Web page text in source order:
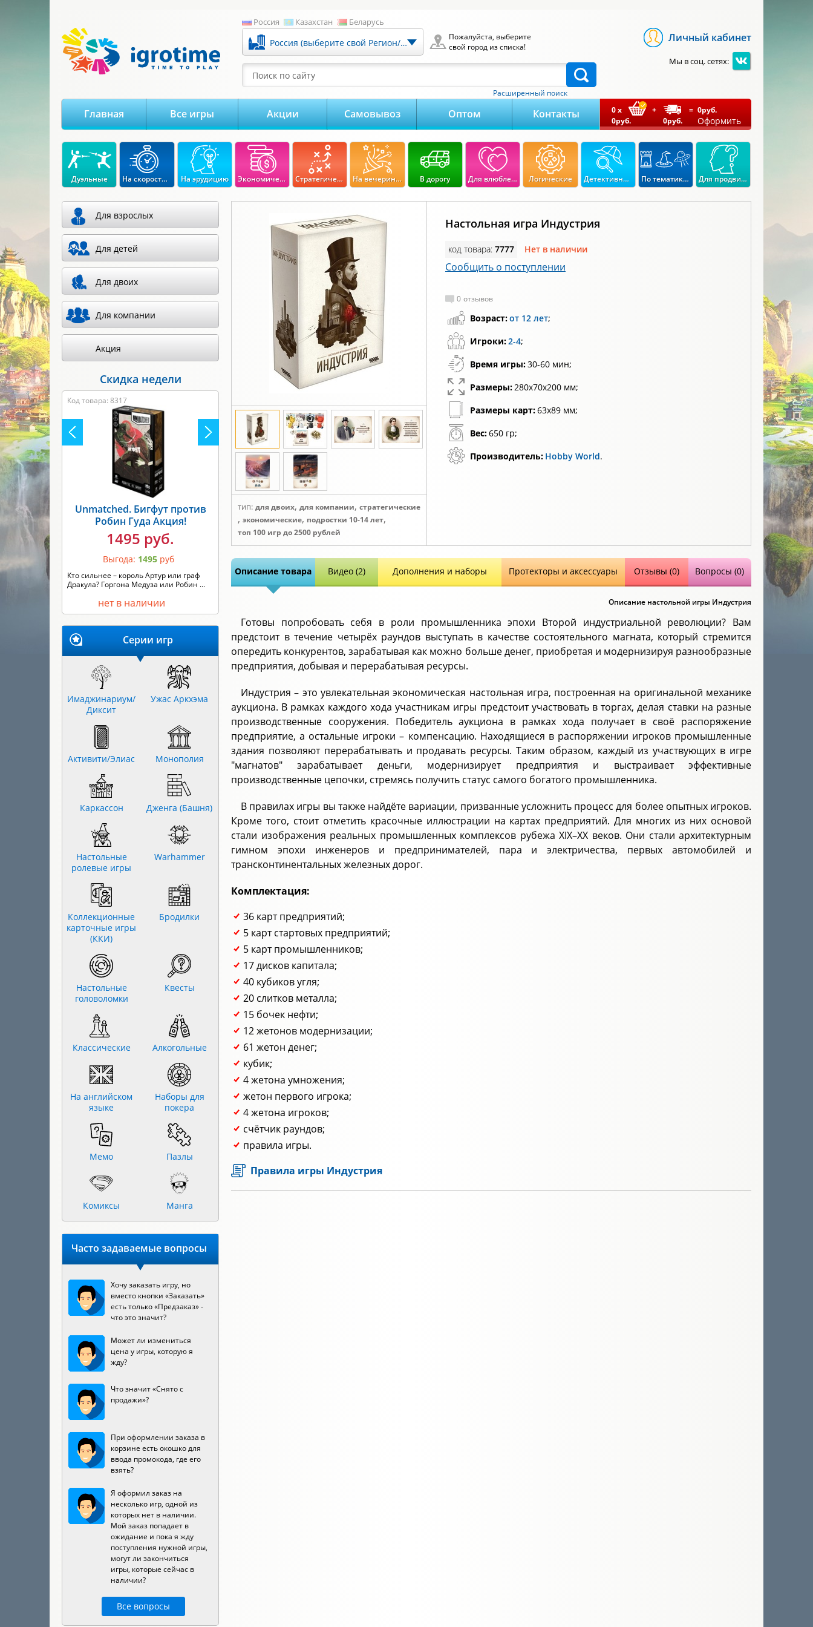
Россия Казахстан Беларусь
Россия (выберите свой Регион/Город)
Пожалуйста, выберите
свой город из списка!
Поиск по сайту
Расширенный поиск
Личный кабинет
Мы в соц. сетях:
Главная Все игры Акции Самовывоз Оптом Контакты 0x
0руб.
+
0руб.
= 0руб.
Оформить
Дуэльные На скорость реакции На эрудицию Экономические Стратегические На вечеринку В дорогу Для влюбленных Логические Детективные По тематикам Для продвинутых
тип: для двоих, для компании, стратегические
, экономические, подростки 10-14 лет,
топ 100 игр до 2500 рублей
Настольная игра Индустрия
код товара: 7777 Нет в наличии
Сообщить о поступлении
0 отзывов
Возраст:от 12 лет;
Игроки:2-4;
Время игры:30-60 мин;
Размеры:280х70х200 мм;
Размеры карт:63x89 мм;
Вес:650 гр;
Производитель: Hobby World.
Описание товара Видео (2) Дополнения и наборы Протекторы и аксессуары Отзывы (0) Вопросы (0)
Описание настольной игры Индустрия
Готовы попробовать себя в роли промышленника эпохи Второй индустриальной революции? Вам
предстоит в течение четырёх раундов выступать в качестве состоятельного магната, который стремится
опередить конкурентов, зарабатывая как можно больше денег, приобретая и модернизируя разнообразные
предприятия, добывая и перерабатывая ресурсы.
Индустрия – это увлекательная экономическая настольная игра, построенная на оригинальной механике
аукциона. В рамках каждого хода участникам игры предстоит участвовать в торгах, делая ставки на разные
производственные сооружения. Победитель аукциона в рамках хода получает в своё распоряжение
предприятие, а остальные игроки – компенсацию. Находящиеся в распоряжении игроков промышленные
здания позволяют перерабатывать и продавать ресурсы. Таким образом, каждый из участвующих в игре
"магнатов" зарабатывает деньги, модернизирует предприятия и выстраивает эффективные
производственные цепочки, стремясь получить статус самого богатого промышленника.
В правилах игры вы также найдёте вариации, призванные усложнить процесс для более опытных игроков.
Кроме того, стоит отметить красочные иллюстрации на картах предприятий. Для многих из них основой
стали изображения реальных промышленных комплексов рубежа XIX–XX веков. Они стали архитектурным
гимном эпохи инженеров и предпринимателей, пара и электричества, первых автомобилей и
трансконтинентальных железных дорог.
Комплектация:
36 карт предприятий;
5 карт стартовых предприятий;
5 карт промышленников;
17 дисков капитала;
40 кубиков угля;
20 слитков металла;
15 бочек нефти;
12 жетонов модернизации;
61 жетон денег;
кубик;
4 жетона умножения;
жетон первого игрока;
4 жетона игроков;
счётчик раундов;
правила игры.
Правила игры Индустрия
Для взрослых
Для детей
Для двоих
Для компании
Акция
Скидка недели
Код товара: 8317
Unmatched. Бигфут против
Робин Гуда Акция!
1495 руб.
Выгода: 1495 руб
Кто сильнее – король Артур или граф
Дракула? Горгона Медуза или Робин ...
нет в наличии
Серии игр
Имаджинариум/
Диксит
Ужас Аркхэма
Активити/Элиас Монополия
Каркассон Дженга (Башня)
Настольные
ролевые игры
Warhammer
Коллекционные
карточные игры
(ККИ)
Бродилки
Настольные
головоломки
Квесты
Классические Алкогольные
На английском
языке
Наборы для
покера
Мемо Пазлы
Комиксы Манга
Часто задаваемые вопросы
Хочу заказать игру, но
вместо кнопки «Заказать»
есть только «Предзаказ» -
что это значит?
Может ли измениться
цена у игры, которую я
жду?
Что значит «Снято с
продажи»?
При оформлении заказа в
корзине есть окошко для
ввода промокода, где его
взять?
Я оформил заказ на
несколько игр, одной из
которых нет в наличии.
Мой заказ попадает в
ожидание и пока я жду
поступления нужной игры,
могут ли закончиться
игры, которые сейчас в
наличии?
Все вопросы